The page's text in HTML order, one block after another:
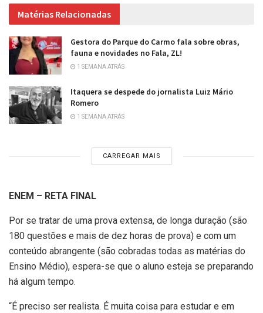
Matérias Relacionadas
Gestora do Parque do Carmo fala sobre obras,
fauna e novidades no Fala, ZL!
1 SEMANA ATRÁS
Itaquera se despede do jornalista Luiz Mário
Romero
1 SEMANA ATRÁS
CARREGAR MAIS
ENEM – RETA FINAL
Por se tratar de uma prova extensa, de longa duração (são
180 questões e mais de dez horas de prova) e com um
conteúdo abrangente (são cobradas todas as matérias do
Ensino Médio), espera-se que o aluno esteja se preparando
há algum tempo.
“É preciso ser realista. É muita coisa para estudar e em